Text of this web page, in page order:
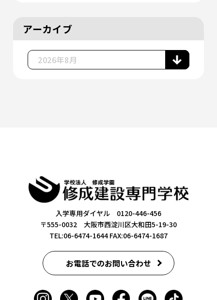
アーカイブ
入学専用ダイヤル 0120-446-456
〒555-0032 大阪市西淀川区大和田5-19-30
TEL:06-6474-1644FAX:06-6474-1687
お電話でのお問い合わせ